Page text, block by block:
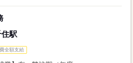
駅
全額支給